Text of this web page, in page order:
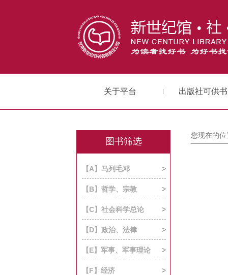
关于平台 出版社可供
图书筛选
【A】马列毛邓
【B】哲学、宗教
【C】社会科学总论
【D】政治、法律
【E】军事、军事理论
【F】经济
您现在的